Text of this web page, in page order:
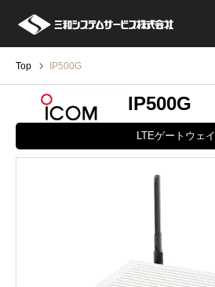
Top IP500G
IP500G
LTEゲートウェイ